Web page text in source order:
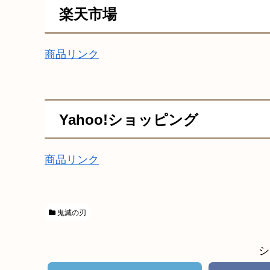
楽天市場
商品リンク
Yahoo!ショッピング
商品リンク
鬼滅の刃